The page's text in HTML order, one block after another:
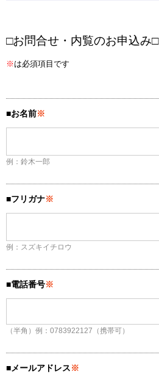
□お問合せ・内覧のお申込み□
※ は必須項目です
■お名前※
例：鈴木一郎
■フリガナ※
例：スズキイチロウ
■電話番号※
（半角）例：0783922127（携帯可）
■メールアドレス※